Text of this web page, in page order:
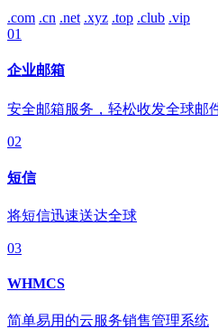
.com .cn .net .xyz .top .club .vip
01
企业邮箱
安全邮箱服务，轻松收发全球邮
02
短信
将短信迅速送达全球
03
WHMCS
简单易用的云服务销售管理系统